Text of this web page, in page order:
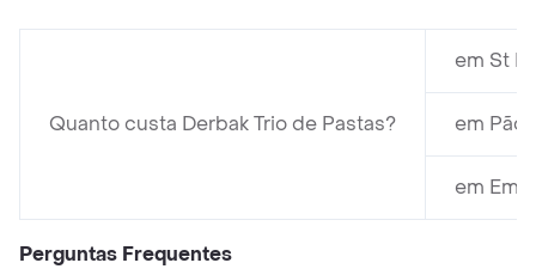
Quanto custa Derbak Trio de Pastas?
em St
em Pão
em
Perguntas Frequentes